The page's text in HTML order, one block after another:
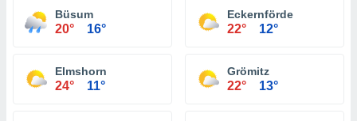
Büsum
20° 16°
Eckernförde
22° 12°
Elmshorn
24° 11°
Grömitz
22° 13°